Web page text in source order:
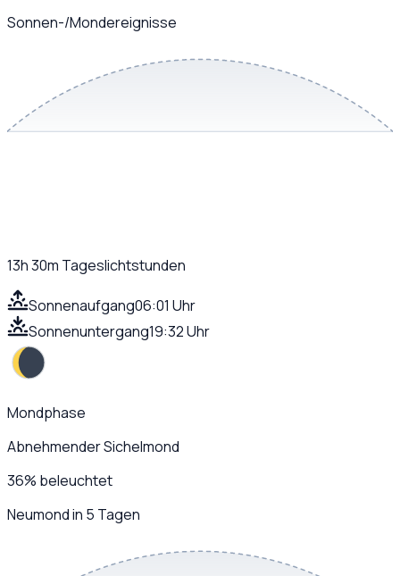
Sonnen-/Mondereignisse
13h 30m Tageslichtstunden
Sonnenaufgang06:01 Uhr
Sonnenuntergang19:32 Uhr
Mondphase
Abnehmender Sichelmond
36% beleuchtet
Neumond in 5 Tagen